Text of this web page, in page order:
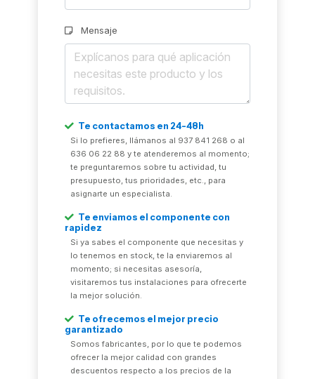
Mensaje
Te contactamos en 24-48h
Si lo prefieres, llámanos al 937 841 268 o al
636 06 22 88 y te atenderemos al momento;
te preguntaremos sobre tu actividad, tu
presupuesto, tus prioridades, etc., para
asignarte un especialista.
Te enviamos el componente con
rapidez
Si ya sabes el componente que necesitas y
lo tenemos en stock, te la enviaremos al
momento; si necesitas asesoría,
visitaremos tus instalaciones para ofrecerte
la mejor solución.
Te ofrecemos el mejor precio
garantizado
Somos fabricantes, por lo que te podemos
ofrecer la mejor calidad con grandes
descuentos respecto a los precios de la